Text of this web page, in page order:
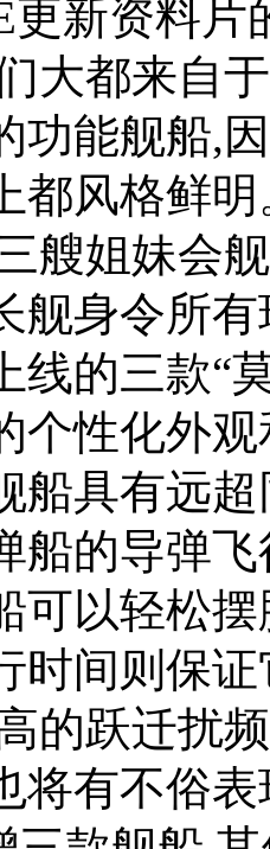
更新资料片
大都来自
功能舰船,
都风格鲜
艘姐妹会
舰身令所
线的三款“
个性化外
船具有远
船的导弹
可以轻松
时间则保
的跃迁扰
将有不俗表